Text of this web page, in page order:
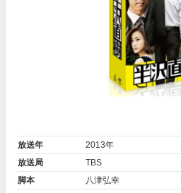
放送年
2013年
放送局
TBS
脚本
八津弘幸